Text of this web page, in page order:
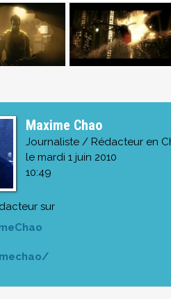
Maxime Chao
Journaliste / Rédacteur en
le mardi 1 juin 2010
10:49
sur